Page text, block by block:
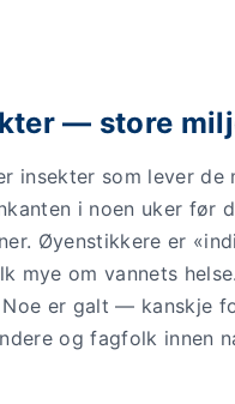
— store
insekter som lever
i noen uker før
Øyenstikkere er
mye om vannets
er galt — kanskje
og fagfolk innen